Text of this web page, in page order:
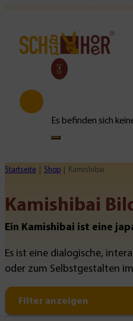
0
Es befinden sich
Startseite Shop Kamishibai
Kamishibai
Ein Kamishibai ist eine
Es ist eine dialogische,
oder zum Selbstgestalten
Filter anzeigen